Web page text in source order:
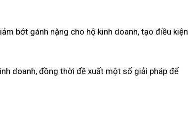
bớt gánh nặng cho hộ kinh doanh, tạo điều kiện
doanh, đồng thời đề xuất một số giải pháp để